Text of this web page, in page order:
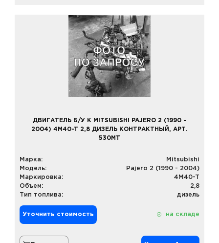
ДВИГАТЕЛЬ Б/У К MITSUBISHI PAJERO 2 (1990 -
2004) 4M40-T 2,8 ДИЗЕЛЬ КОНТРАКТНЫЙ, АРТ.
530MT
Марка:
Mitsubishi
Модель:
Pajero 2 (1990 - 2004)
Маркировка:
4M40-T
Объем:
2,8
Тип топлива:
дизель
Уточнить стоимость на складе